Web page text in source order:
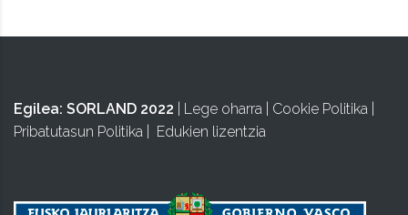
Egilea: SORLAND 2022 Lege oharra Cookie Politika
Pribatutasun Politika
Edukien lizentzia